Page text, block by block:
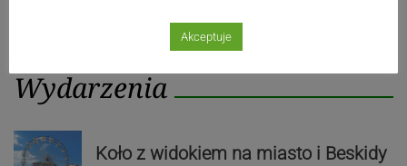
Wydarzenia
Koło z widokiem na miasto i Beskidy
Akceptuje